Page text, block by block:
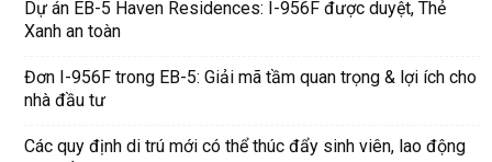
Dự án EB-5 Haven Residences: I-956F được duyệt, Thẻ
Xanh an toàn
Đơn I-956F trong EB-5: Giải mã tầm quan trọng & lợi ích cho
nhà đầu tư
Các quy định di trú mới có thể thúc đẩy sinh viên, lao động